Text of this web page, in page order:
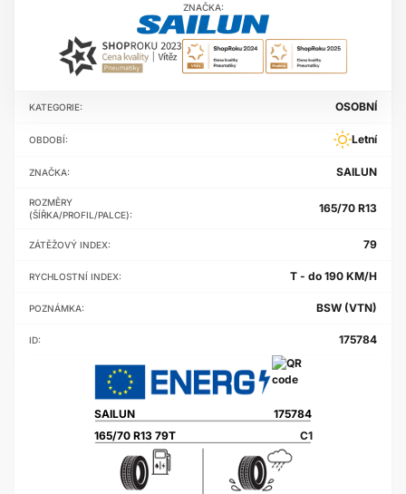
KATEGORIE: OSOBNÍ
OBDOBÍ: Letní
ZNAČKA: SAILUN
ROZMĚRY
(ŠÍŘKA/PROFIL/PALCE):
165/70 R13
ZÁTĚŽOVÝ INDEX: 79
RYCHLOSTNÍ INDEX: T - do 190 KM/H
POZNÁMKA: BSW (VTN)
ID: 175784
165/70 R13 79T
SAILUN 175784
C1
ZNAČKA: